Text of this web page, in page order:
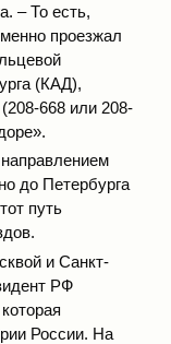
– То есть,
проезжал
(КАД),
668 или 208-
до Петербурга
путь
и Санкт-
РФ
России. На